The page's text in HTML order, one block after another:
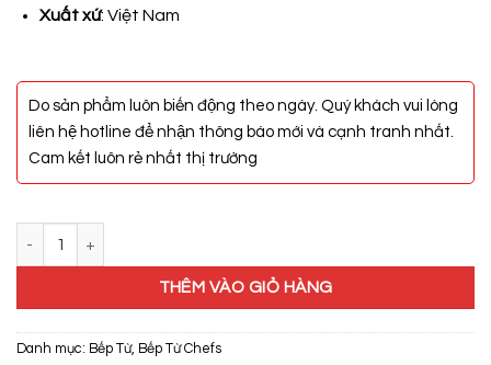
Xuất xứ: Việt Nam
Do sản phẩm luôn biến động theo ngày. Quý khách vui lòng
liên hệ hotline để nhận thông báo mới và cạnh tranh nhất.
Cam kết luôn rẻ nhất thị trường
THÊM VÀO GIỎ HÀNG
Danh mục: Bếp Từ, Bếp Từ Chefs